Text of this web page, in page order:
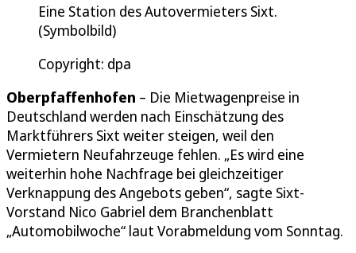
Eine Station des Autovermieters Sixt.
(Symbolbild)
Copyright: dpa
Oberpfaffenhofen – Die Mietwagenpreise in
Deutschland werden nach Einschätzung des
Marktführers Sixt weiter steigen, weil den
Vermietern Neufahrzeuge fehlen. „Es wird eine
weiterhin hohe Nachfrage bei gleichzeitiger
Verknappung des Angebots geben“, sagte Sixt-
Vorstand Nico Gabriel dem Branchenblatt
„Automobilwoche“ laut Vorabmeldung vom Sonntag.